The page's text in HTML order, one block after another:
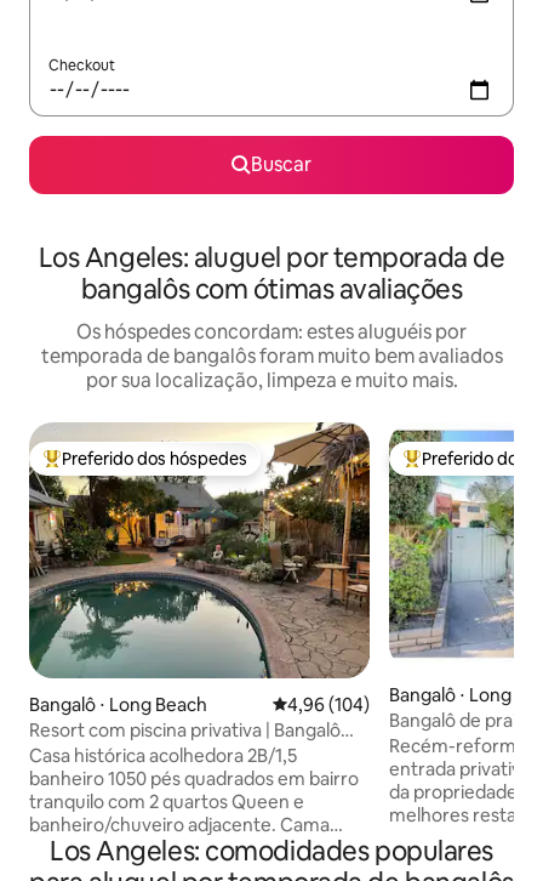
Checkout
Buscar
Los Angeles: aluguel por temporada de
bangalôs com ótimas avaliações
Os hóspedes concordam: estes aluguéis por
temporada de bangalôs foram muito bem avaliados
por sua localização, limpeza e muito mais.
Entre os melhores preferidos dos hóspedes
Preferido dos hóspedes
Bangalô ⋅ Long Beach 4,96 de uma avaliação média de
4,96 (104)
Resort com piscina privativa | Bangalô
histórico que acomoda 6 pessoas
Casa histórica acolhedora 2B/1,5
banheiro 1050 pés quadrados em bairro
tranquilo com 2 quartos Queen e
banheiro/chuveiro adjacente. Cama
queen semi-privada Addt'l Murphy na
sala de sol. Sensação vintage brilhante
Entre os
Preferido dos
Bangalô ⋅ Long
Bangalô de praia
privativo, fechado
Recém-
entrada privativa
da propriedade é
melhores
praticar SUP,
tudo, lavanderia
Los Angeles: comodidades populares